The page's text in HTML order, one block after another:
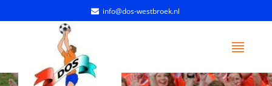
info@dos-westbroek.nl